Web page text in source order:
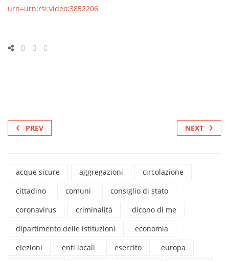
urn=urn:rsi:video:3852206
PREV NEXT
acque sicure aggregazioni
circolazione
cittadino
comuni
consiglio di stato
coronavirus
criminalità
dicono di me
dipartimento delle istituzioni
economia
elezioni
enti locali esercito
europa